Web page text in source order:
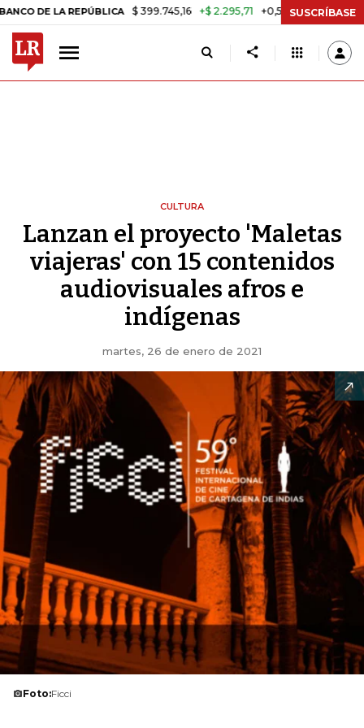
LA REPÚBLICA $ 399.745,16 +$ 2.295,71 +0,58% TASA DE USURA
SUSCRÍBASE
CULTURA
Lanzan el proyecto 'Maletas
viajeras' con 15 contenidos
audiovisuales afros e
indígenas
martes, 26 de enero de 2021
Foto:Ficci